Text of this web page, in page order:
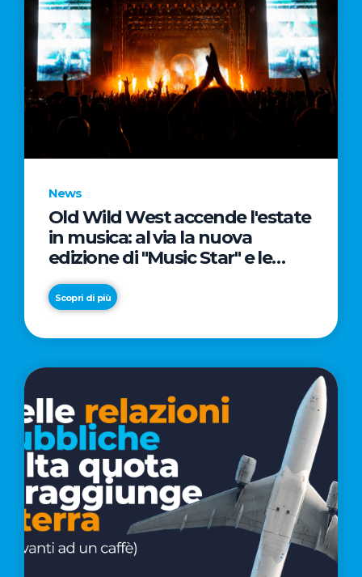
News
Old Wild West accende l'estate
in musica: al via la nuova
edizione di "Music Star" e le
prestigiose partnership con
Radio Italia e Live Nation
Scopri di più